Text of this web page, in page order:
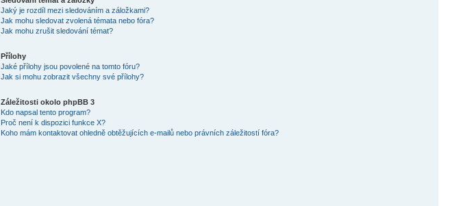
Jaký je rozdíl mezi sledováním a záložkami?
Jak mohu sledovat zvolená témata nebo fóra?
Jak mohu zrušit sledování témat?
Přílohy
Jaké přílohy jsou povolené na tomto fóru?
Jak si mohu zobrazit všechny své přílohy?
Záležitosti okolo phpBB 3
Kdo napsal tento program?
Proč není k dispozici funkce X?
Koho mám kontaktovat ohledně obtěžujících e-mailů nebo právních záležitostí fóra?